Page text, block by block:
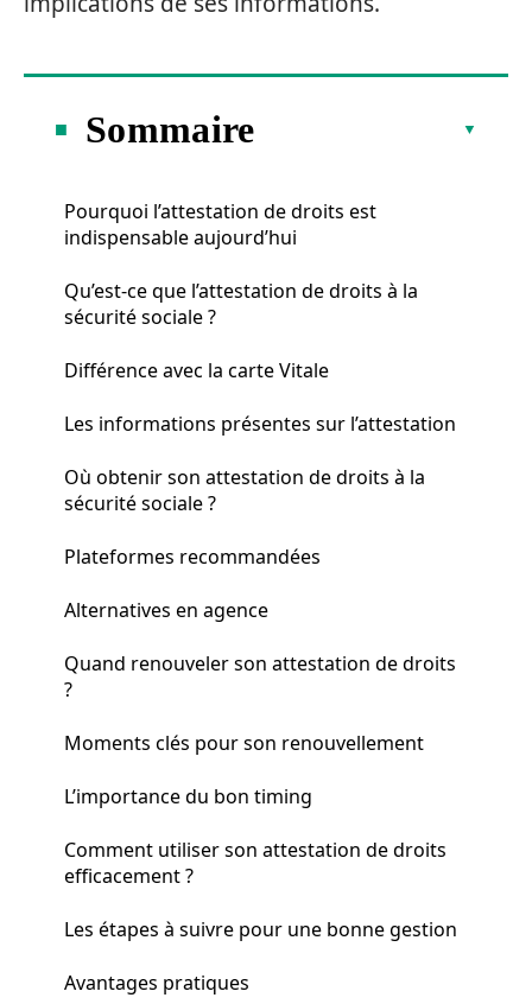
Sommaire
Pourquoi l’attestation de droits est
indispensable aujourd’hui
Qu’est-ce que l’attestation de droits à la
sécurité sociale ?
Différence avec la carte Vitale
Les informations présentes sur l’attestation
Où obtenir son attestation de droits à la
sécurité sociale ?
Plateformes recommandées
Alternatives en agence
Quand renouveler son attestation de droits
?
Moments clés pour son renouvellement
L’importance du bon timing
Comment utiliser son attestation de droits
efficacement ?
Les étapes à suivre pour une bonne gestion
Avantages pratiques